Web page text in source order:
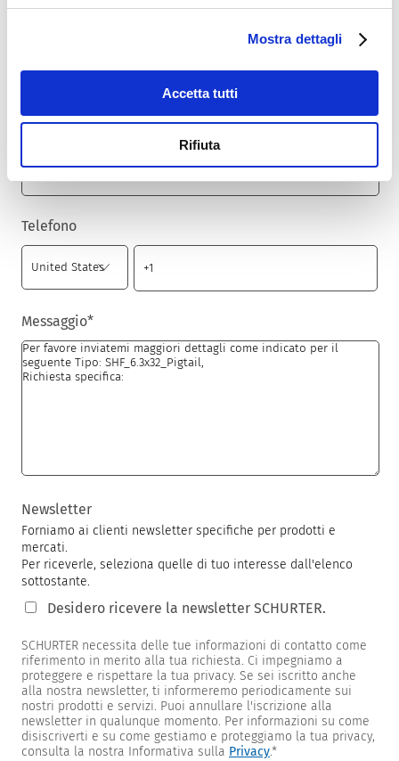
Mostra dettagli
Accetta tutti
Rifiuta
Telefono
Messaggio*
Newsletter
Forniamo ai clienti newsletter specifiche per prodotti e
mercati.
Per riceverle, seleziona quelle di tuo interesse dall'elenco
sottostante.
Desidero ricevere la newsletter SCHURTER.
SCHURTER necessita delle tue informazioni di contatto come
riferimento in merito alla tua richiesta. Ci impegniamo a
proteggere e rispettare la tua privacy. Se sei iscritto anche
alla nostra newsletter, ti informeremo periodicamente sui
nostri prodotti e servizi. Puoi annullare l'iscrizione alla
newsletter in qualunque momento. Per informazioni su come
disiscriverti e su come gestiamo e proteggiamo la tua privacy,
consulta la nostra Informativa sulla Privacy.*